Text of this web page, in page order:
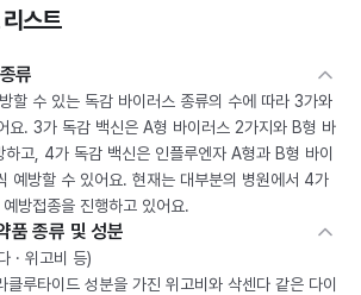
스트
류
할 수 있는 독감 바이러스 종류의 수에 따라 3가와
요. 3가 독감 백신은 A형 바이러스 2가지와 B형 바
하고, 4가 독감 백신은 인플루엔자 A형과 B형 바이
예방할 수 있어요. 현재는 대부분의 병원에서 4가
방접종을 진행하고 있어요.
품 종류 및 성분
· 위고비 등)
클루타이드 성분을 가진 위고비와 삭센다 같은 다이